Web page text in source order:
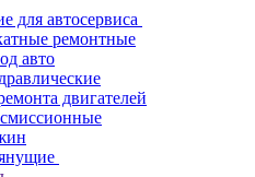
для автосервиса
ремонтные
авто
двигателей